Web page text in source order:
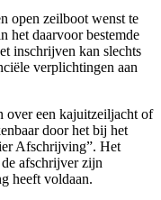
open zeilboot wenst te
het daarvoor bestemde
inschrijven kan slechts
verplichtingen aan
over een kajuitzeiljacht of
door het bij het
Afschrijving”. Het
afschrijver zijn
heeft voldaan.